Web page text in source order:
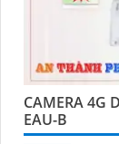
CAMERA 4G
EAU-B